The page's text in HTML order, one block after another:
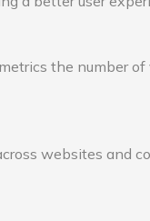
the number of
websites and